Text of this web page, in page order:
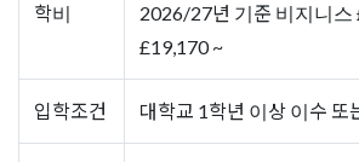
학비
2026/27년 기준 비지니스
£19,170 ~
입학조건 대학교 1학년 이상 이수 또